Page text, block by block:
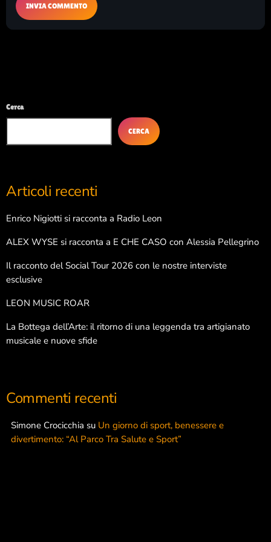
Cerca
CERCA
Articoli recenti
Enrico Nigiotti si racconta a Radio Leon
ALEX WYSE si racconta a E CHE CASO con Alessia Pellegrino
Il racconto del Social Tour 2026 con le nostre interviste
esclusive
LEON MUSIC ROAR
La Bottega dell’Arte: il ritorno di una leggenda tra artigianato
musicale e nuove sfide
Commenti recenti
Simone Crocicchia su Un giorno di sport, benessere e
divertimento: “Al Parco Tra Salute e Sport”